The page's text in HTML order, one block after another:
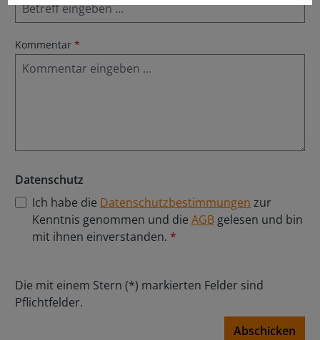
Kommentar *
Datenschutz
Ich habe die Datenschutzbestimmungen zur
Kenntnis genommen und die AGB gelesen und bin
mit ihnen einverstanden. *
Die mit einem Stern (*) markierten Felder sind
Pflichtfelder.
Abschicken